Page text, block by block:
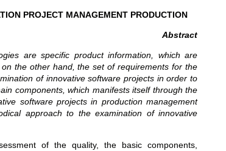
PROJECT MANAGEMENT PRODUCTION
Abstract
are specific product information, which are
the other hand, the set of requirements for the
of innovative software projects in order to
components, which manifests itself through the
software projects in production management
approach to the examination of innovative
of the quality, the basic components,